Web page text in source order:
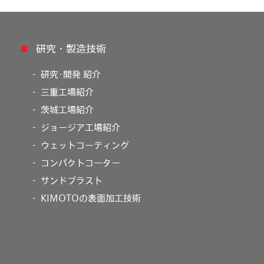
研究・製造技術
研究･開発 紹介
三重工場紹介
茨城工場紹介
ジョージア工場紹介
ウェットコーティング
コンパクトコーター
サンドブラスト
KIMOTOの表面加工技術